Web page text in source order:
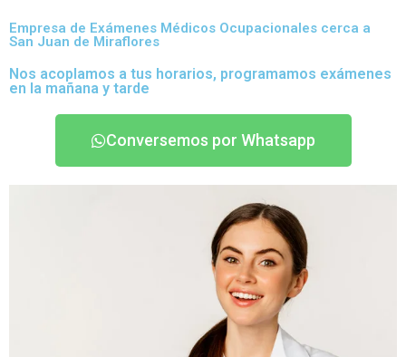
Empresa de Exámenes Médicos Ocupacionales cerca a
San Juan de Miraflores
Nos acoplamos a tus horarios, programamos exámenes
en la mañana y tarde
Conversemos por Whatsapp